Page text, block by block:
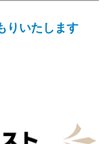
りいたします